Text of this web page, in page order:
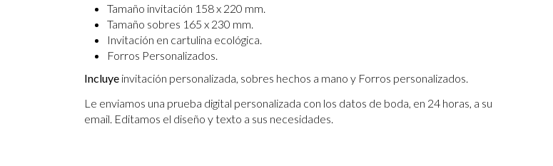
Tamaño invitación 158 x 220 mm.
Tamaño sobres 165 x 230 mm.
Invitación en cartulina ecológica.
Forros Personalizados.
Incluye invitación personalizada, sobres hechos a mano y Forros personalizados.
Le enviamos una prueba digital personalizada con los datos de boda, en 24 horas, a su
email. Editamos el diseño y texto a sus necesidades.